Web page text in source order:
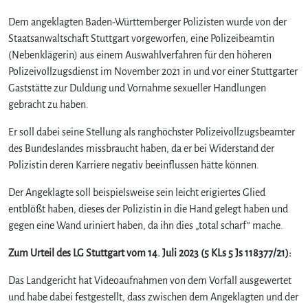
Dem angeklagten Baden-Württemberger Polizisten wurde von der
Staatsanwaltschaft Stuttgart vorgeworfen, eine Polizeibeamtin
(Nebenklägerin) aus einem Auswahlverfahren für den höheren
Polizeivollzugsdienst im November 2021 in und vor einer Stuttgarter
Gaststätte zur Duldung und Vornahme sexueller Handlungen
gebracht zu haben.
Er soll dabei seine Stellung als ranghöchster Polizeivollzugsbeamter
des Bundeslandes missbraucht haben, da er bei Widerstand der
Polizistin deren Karriere negativ beeinflussen hätte können.
Der Angeklagte soll beispielsweise sein leicht erigiertes Glied
entblößt haben, dieses der Polizistin in die Hand gelegt haben und
gegen eine Wand uriniert haben, da ihn dies „total scharf“ mache.
Zum Urteil des LG Stuttgart vom 14. Juli 2023 (5 KLs 5 Js 118377/21):
Das Landgericht hat Videoaufnahmen von dem Vorfall ausgewertet
und habe dabei festgestellt, dass zwischen dem Angeklagten und der